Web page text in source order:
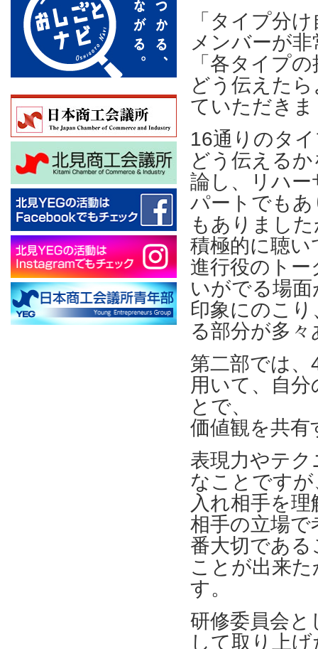
「タイプ分
メンバーが
「各タイプ
どう伝えた
ていただき
16通りのタ
どう伝える
論し、リハ
パートでも
もありまし
積極的に聴
進行役のト
いがでる場
印象にのこ
る部分が多
第二部では
用いて、自
とで、
価値観を共
表現力やテ
なことです
入れ相手を理
相手の立場で
番大切であ
ことが出来
す。
研修委員会と
して取り上